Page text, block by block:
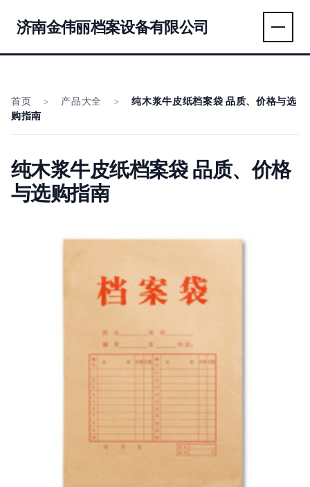
济南金伟丽档案设备有限公司
首页 > 产品大全 >
纯木浆牛皮纸档案袋 品质、价格与选
购指南
纯木浆牛皮纸档案袋 品质、价格
与选购指南